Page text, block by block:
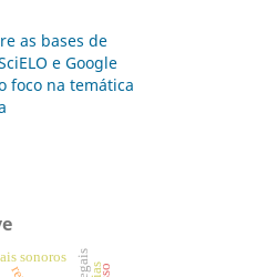
as bases de
e Google
foco na temática
sonoros